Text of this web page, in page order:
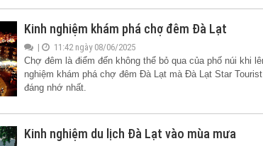
Kinh nghiệm khám phá chợ đêm Đà Lạt
|
11:42 ngày 08/06/2025
Chợ đêm là điểm đến không thể bỏ qua của phố núi khi
nghiệm khám phá chợ đêm Đà Lạt mà Đà Lạt Star
đáng nhớ nhất.
Kinh nghiệm du lịch Đà Lạt vào mùa mưa